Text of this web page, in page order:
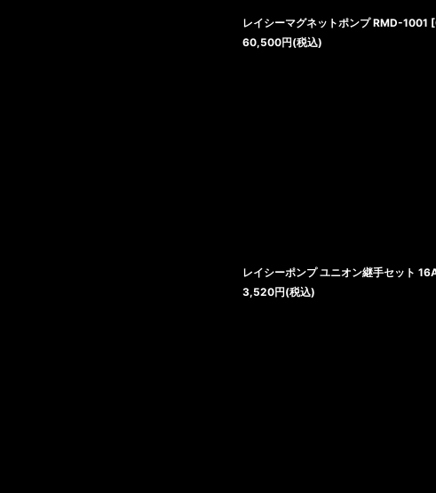
レイシーマグネットポンプ RMD-1001 [
60,500円(税込)
レイシーポンプ ユニオン継手セット
3,520円(税込)